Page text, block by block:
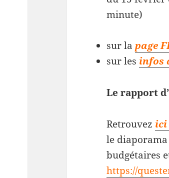
minute)
sur lapage
sur les infos
Le rapport
Retrouvez ici
le
budgétaires
https://